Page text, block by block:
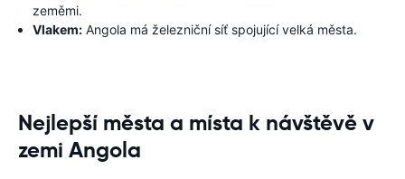
zeměmi.
Vlakem: Angola má železniční síť spojující velká města.
Nejlepší města a místa k návštěvě v
zemi Angola